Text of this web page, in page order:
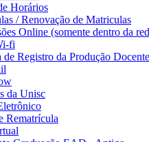
Horários
/ Renovação de Matriculas
Online (somente dentro da
fi
de Registro da Produção Docente
da Unisc
Rematrícula